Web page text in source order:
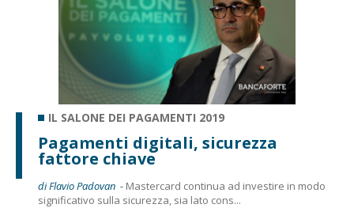
IL SALONE DEI PAGAMENTI 2019
Pagamenti digitali, sicurezza
fattore chiave
di Flavio Padovan - Mastercard continua ad investire in modo
significativo sulla sicurezza, sia lato cons...